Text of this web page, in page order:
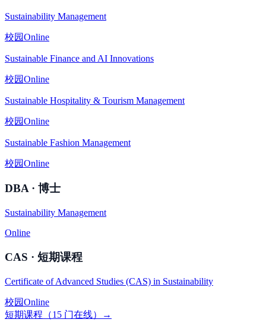
Sustainability Management
校园Online
Sustainable Finance and AI Innovations
校园Online
Sustainable Hospitality & Tourism Management
校园Online
Sustainable Fashion Management
校园Online
DBA · 博士
Sustainability Management
Online
CAS · 短期课程
Certificate of Advanced Studies (CAS) in Sustainability
校园Online
短期课程（15 门在线）→